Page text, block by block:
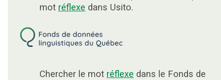
mot réflexe dans Usito.
Chercher le mot réflexe dans le Fonds de